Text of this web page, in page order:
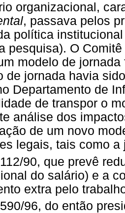
organizacional,
, passava pelos
política
pesquisa). O
modelo de
de jornada havia
Departamento de
de transpor o
análise dos
de um novo
legais, tais como
90, que prevê
do salário) e a
extra pelo
96, do então